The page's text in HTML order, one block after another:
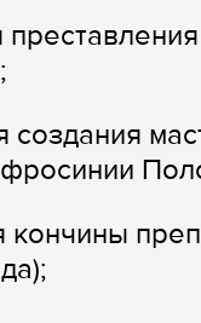
создания
кончины